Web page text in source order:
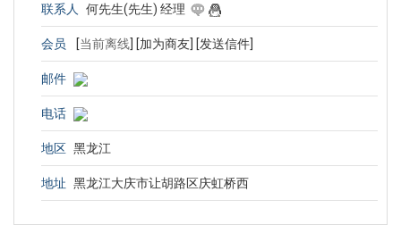
联系人 何先生(先生) 经理
会员 [当前离线] [加为商友] [发送信件]
邮件
电话
地区 黑龙江
地址 黑龙江大庆市让胡路区庆虹桥西